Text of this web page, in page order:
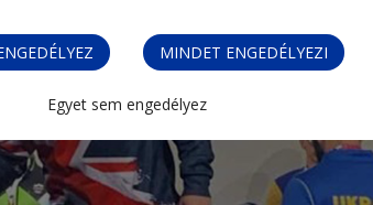
MINDET ENGEDÉLYEZI
Egyet sem engedélyez